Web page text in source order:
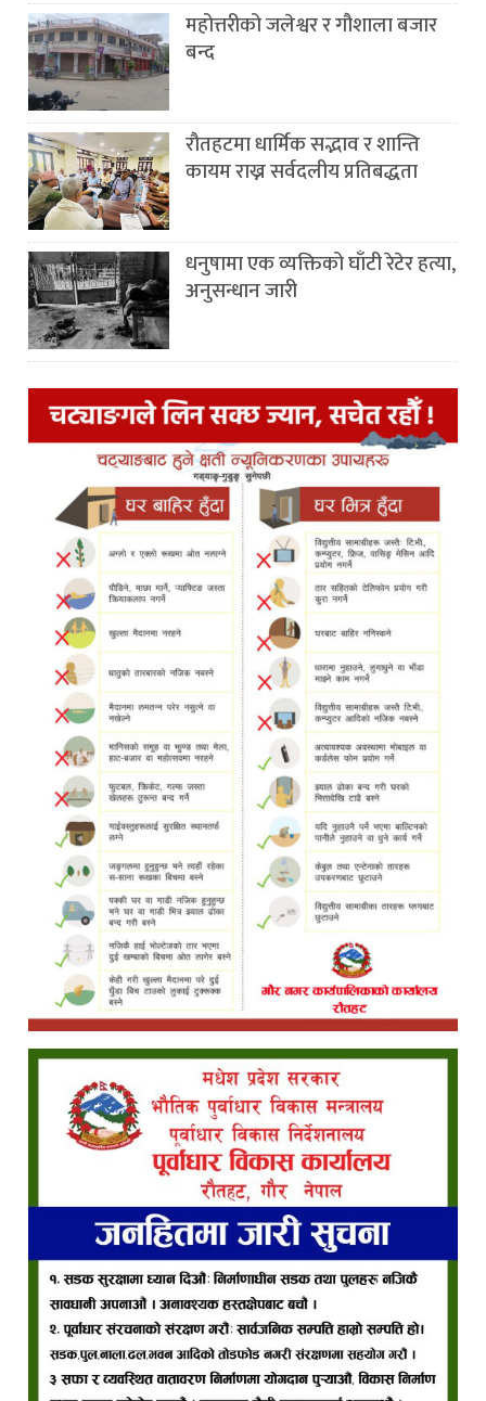
महोत्तरीको जलेश्वर र गौशाला बजार
बन्द
रौतहटमा धार्मिक सद्भाव र शान्ति
कायम राख्न सर्वदलीय प्रतिबद्धता
धनुषामा एक व्यक्तिको घाँटी रेटेर हत्या,
अनुसन्धान जारी